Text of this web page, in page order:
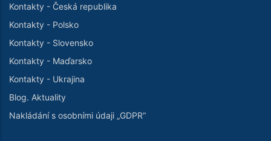
Kontakty - Česká republika
Kontakty - Polsko
Kontakty - Slovensko
Kontakty - Maďarsko
Kontakty - Ukrajina
Blog. Aktuality
Nakládání s osobními údaji „GDPR“